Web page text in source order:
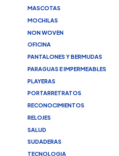
MASCOTAS
MOCHILAS
NON WOVEN
OFICINA
PANTALONES Y BERMUDAS
PARAGUAS E IMPERMEABLES
PLAYERAS
PORTARRETRATOS
RECONOCIMIENTOS
RELOJES
SALUD
SUDADERAS
TECNOLOGIA